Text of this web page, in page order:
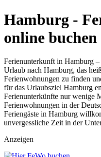
Hamburg -
online
Ferienunterkunft in Hamburg
Urlaub nach Hamburg, das
Ferienwohnungen zu finden
für das Urlaubsziel Hamburg
Ferienunterkünfte nur wenige
Ferienwohnungen in der
Feriengäste in Hamburg
unvergessliche Zeit in der
Anzeigen